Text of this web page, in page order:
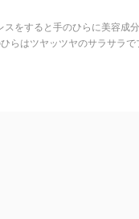
をすると手のひらに美容成
らはツヤッツヤのサラサラで